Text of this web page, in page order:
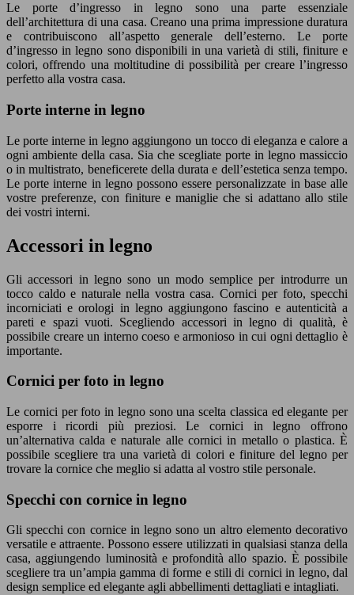
Le porte d’ingresso in legno sono una parte essenziale
dell’architettura di una casa. Creano una prima impressione duratura
e contribuiscono all’aspetto generale dell’esterno. Le porte
d’ingresso in legno sono disponibili in una varietà di stili, finiture e
colori, offrendo una moltitudine di possibilità per creare l’ingresso
perfetto alla vostra casa.
Porte interne in legno
Le porte interne in legno aggiungono un tocco di eleganza e calore a
ogni ambiente della casa. Sia che scegliate porte in legno massiccio
o in multistrato, beneficerete della durata e dell’estetica senza tempo.
Le porte interne in legno possono essere personalizzate in base alle
vostre preferenze, con finiture e maniglie che si adattano allo stile
dei vostri interni.
Accessori in legno
Gli accessori in legno sono un modo semplice per introdurre un
tocco caldo e naturale nella vostra casa. Cornici per foto, specchi
incorniciati e orologi in legno aggiungono fascino e autenticità a
pareti e spazi vuoti. Scegliendo accessori in legno di qualità, è
possibile creare un interno coeso e armonioso in cui ogni dettaglio è
importante.
Cornici per foto in legno
Le cornici per foto in legno sono una scelta classica ed elegante per
esporre i ricordi più preziosi. Le cornici in legno offrono
un’alternativa calda e naturale alle cornici in metallo o plastica. È
possibile scegliere tra una varietà di colori e finiture del legno per
trovare la cornice che meglio si adatta al vostro stile personale.
Specchi con cornice in legno
Gli specchi con cornice in legno sono un altro elemento decorativo
versatile e attraente. Possono essere utilizzati in qualsiasi stanza della
casa, aggiungendo luminosità e profondità allo spazio. È possibile
scegliere tra un’ampia gamma di forme e stili di cornici in legno, dal
design semplice ed elegante agli abbellimenti dettagliati e intagliati.